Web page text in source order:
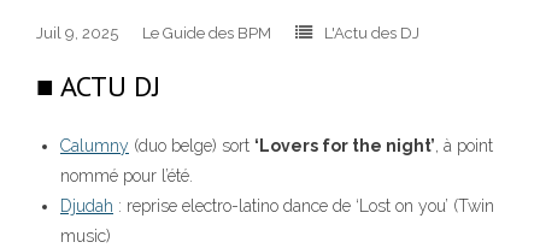
Juil 9, 2025 Le Guide des BPM L'Actu des DJ
■ ACTU DJ
Calumny (duo belge) sort ‘Lovers for the night’ , à point
nommé pour l’été.
Djudah : reprise electro-latino dance de ‘Lost on you’ (Twin
music)